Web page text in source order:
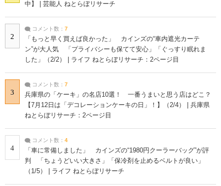
中】 | 芸能人 ねとらぼリサーチ
2
コメント数： 7
「もっと早く買えば良かった」 カインズの“車内遮光カーテ
ン”が大人気 「プライバシーも保てて安心」「ぐっすり眠れま
した」（2/2） | ライフ ねとらぼリサーチ：2ページ目
3
コメント数： 7
兵庫県の「ケーキ」の名店10選！ 一番うまいと思う店はどこ？
【7月12日は「デコレーションケーキの日」！】（2/4） | 兵庫県
ねとらぼリサーチ：2ページ目
4
コメント数： 4
「車に常備しました」 カインズの“1980円クーラーバッグ”が評
判 「ちょうどいい大きさ」「保冷剤を止めるベルトが良い」
（1/5） | ライフ ねとらぼリサーチ